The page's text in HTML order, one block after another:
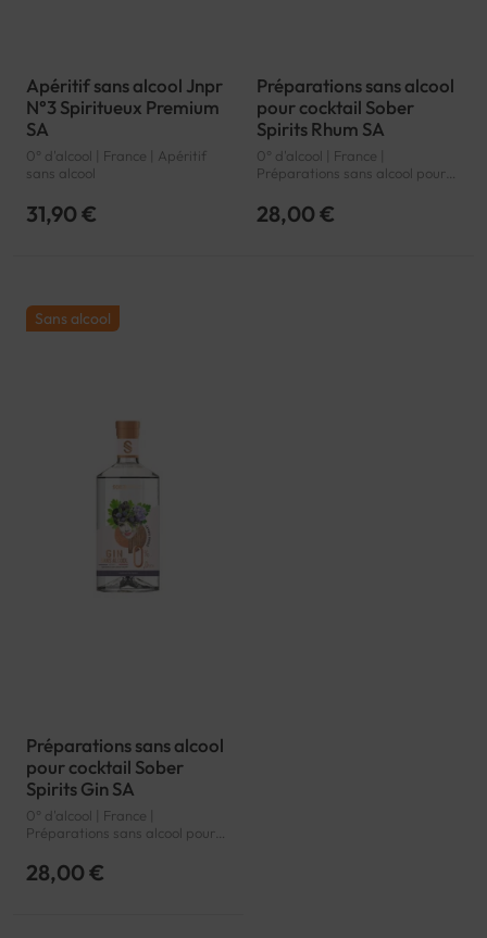
Apéritif sans alcool Jnpr
N°3 Spiritueux Premium
SA
0° d'alcool | France | Apéritif
sans alcool
31,90 €
Préparations sans alcool
pour cocktail Sober
Spirits Rhum SA
0° d'alcool | France |
Préparations sans alcool pour
28,00 €
Sans alcool
Préparations sans alcool
pour cocktail Sober
Spirits Gin SA
0° d'alcool | France |
Préparations sans alcool pour
28,00 €